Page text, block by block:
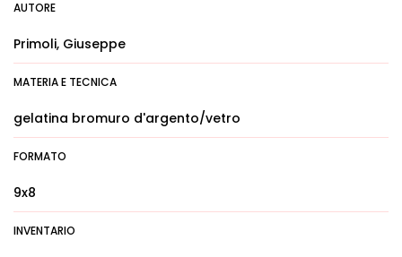
AUTORE
Primoli, Giuseppe
MATERIA E TECNICA
gelatina bromuro d'argento/vetro
FORMATO
9x8
INVENTARIO